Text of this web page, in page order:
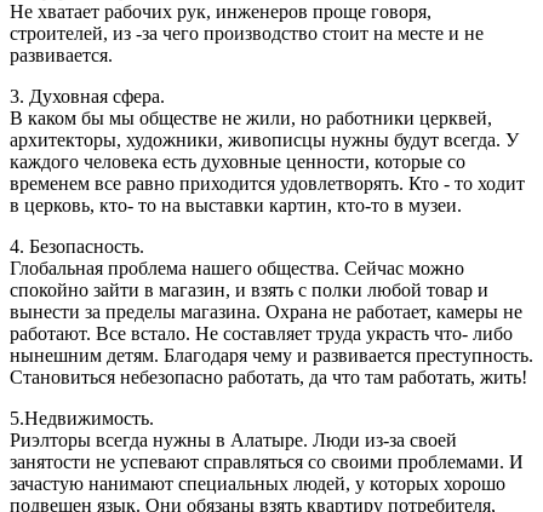
Не хватает рабочих рук, инженеров проще говоря,
строителей, из -за чего производство стоит на месте и не
развивается.
3. Духовная сфера.
В каком бы мы обществе не жили, но работники церквей,
архитекторы, художники, живописцы нужны будут всегда. У
каждого человека есть духовные ценности, которые со
временем все равно приходится удовлетворять. Кто - то ходит
в церковь, кто- то на выставки картин, кто-то в музеи.
4. Безопасность.
Глобальная проблема нашего общества. Сейчас можно
спокойно зайти в магазин, и взять с полки любой товар и
вынести за пределы магазина. Охрана не работает, камеры не
работают. Все встало. Не составляет труда украсть что- либо
нынешним детям. Благодаря чему и развивается преступность.
Становиться небезопасно работать, да что там работать, жить!
5.Недвижимость.
Риэлторы всегда нужны в Алатыре. Люди из-за своей
занятости не успевают справляться со своими проблемами. И
зачастую нанимают специальных людей, у которых хорошо
подвешен язык. Они обязаны взять квартиру потребителя,